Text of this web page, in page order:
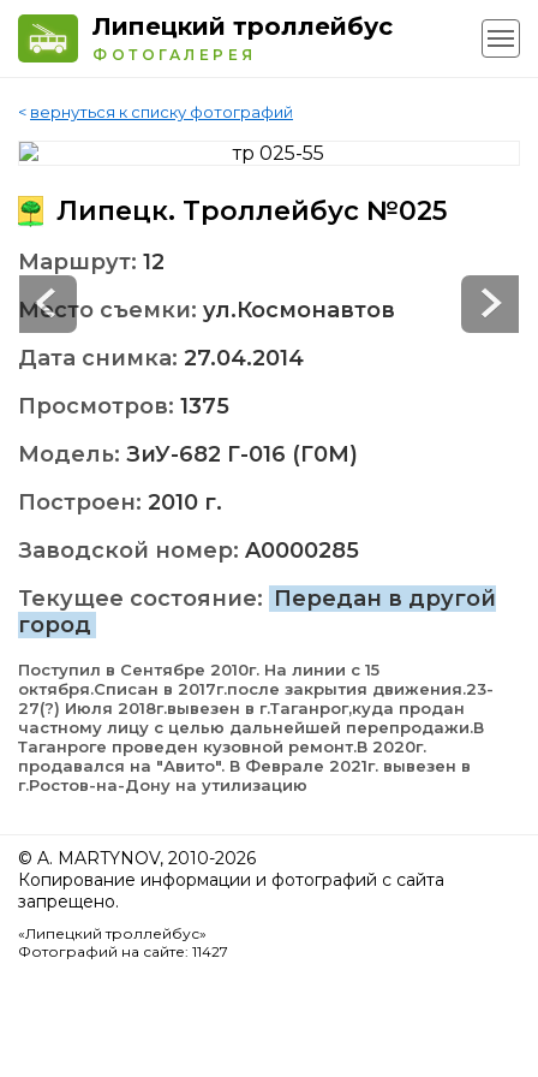
Липецкий троллейбус
ФОТОГАЛЕРЕЯ
< вернуться к списку фотографий
Липецк. Троллейбус №025
Маршрут: 12
Место съемки: ул.Космонавтов
Дата снимка: 27.04.2014
Просмотров: 1375
Модель: ЗиУ-682 Г-016 (Г0М)
Построен: 2010 г.
Заводской номер: A0000285
Текущее состояние: Передан в другой
город
Поступил в Сентябре 2010г. На линии с 15
октября.Списан в 2017г.после закрытия движения.23-
27(?) Июля 2018г.вывезен в г.Таганрог,куда продан
частному лицу с целью дальнейшей перепродажи.В
Таганроге проведен кузовной ремонт.В 2020г.
продавался на "Авито". В Феврале 2021г. вывезен в
г.Ростов-на-Дону на утилизацию
© A. MARTYNOV, 2010-2026
Копирование информации и фотографий с сайта
запрещено.
«Липецкий троллейбус»
Фотографий на сайте: 11427